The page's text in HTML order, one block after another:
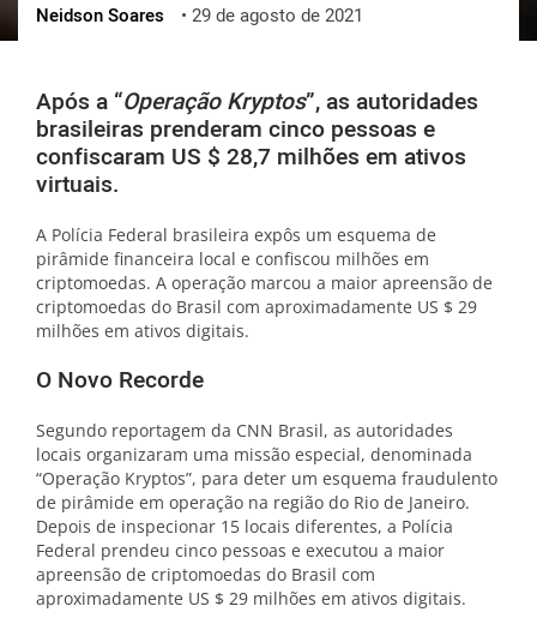
ქართული
vietnamese
Neidson Soares • 29 de agosto de 2021
Após a “Operação Kryptos”, as autoridades
brasileiras prenderam cinco pessoas e
confiscaram US $ 28,7 milhões em ativos
virtuais.
A Polícia Federal brasileira expôs um esquema de
pirâmide financeira local e confiscou milhões em
criptomoedas. A operação marcou a maior apreensão de
criptomoedas do Brasil com aproximadamente US $ 29
milhões em ativos digitais.
O Novo Recorde
Segundo reportagem da CNN Brasil, as autoridades
locais organizaram uma missão especial, denominada
“Operação Kryptos”, para deter um esquema fraudulento
de pirâmide em operação na região do Rio de Janeiro.
Depois de inspecionar 15 locais diferentes, a Polícia
Federal prendeu cinco pessoas e executou a maior
apreensão de criptomoedas do Brasil com
aproximadamente US $ 29 milhões em ativos digitais.